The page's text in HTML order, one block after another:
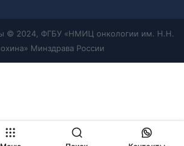
© 2024, ФГБУ «НМИЦ онкологии им. Н.Н.
Минздрава России